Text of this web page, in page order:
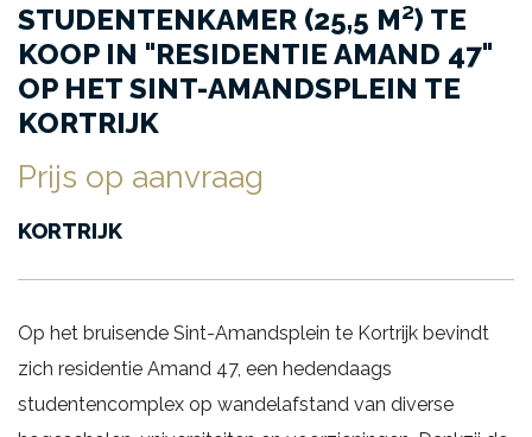
STUDENTENKAMER (25,5 M²) TE
KOOP IN "RESIDENTIE AMAND 47"
OP HET SINT-AMANDSPLEIN TE
KORTRIJK
Prijs op aanvraag
KORTRIJK
Op het bruisende Sint-Amandsplein te Kortrijk bevindt
zich residentie Amand 47, een hedendaags
studentencomplex op wandelafstand van diverse